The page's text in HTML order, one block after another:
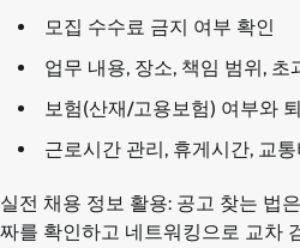
모집 수수료 금지 여부 확인
업무 내용, 장소, 책임 범위, 초
보험(산재/고용보험) 여부와
근로시간 관리, 휴게시간, 교
실전 채용 정보 활용: 공고 찾는 법
짜를 확인하고 네트워킹으로 교차